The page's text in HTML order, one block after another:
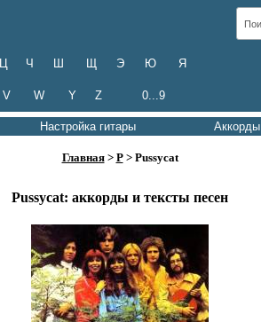
Ц Ч Ш Щ Э Ю Я
V W Y Z 0...9
Настройка гитары Аккорды
Главная> P> Pussycat
Pussycat: аккорды и тексты песен